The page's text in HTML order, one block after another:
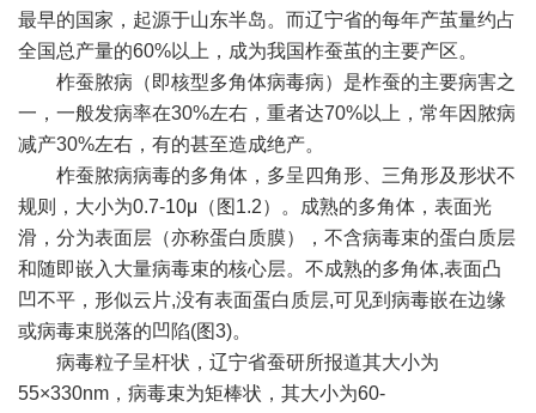
最早的国家，起源于山东半岛。而辽宁省的每年产茧量约占
全国总产量的60%以上，成为我国柞蚕茧的主要产区。
柞蚕脓病（即核型多角体病毒病）是柞蚕的主要病害之
一，一般发病率在30%左右，重者达70%以上，常年因脓病
减产30%左右，有的甚至造成绝产。
柞蚕脓病病毒的多角体，多呈四角形、三角形及形状不
规则，大小为0.7-10μ（图1.2）。成熟的多角体，表面光
滑，分为表面层（亦称蛋白质膜），不含病毒束的蛋白质层
和随即嵌入大量病毒束的核心层。不成熟的多角体,表面凸
凹不平，形似云片,没有表面蛋白质层,可见到病毒嵌在边缘
或病毒束脱落的凹陷(图3)。
病毒粒子呈杆状，辽宁省蚕研所报道其大小为
55×330nm，病毒束为矩棒状，其大小为60-